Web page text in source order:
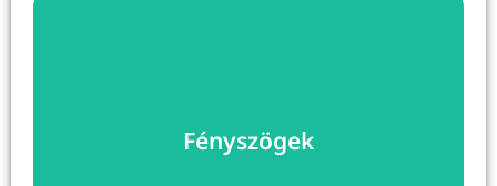
Fényszögek
mellék fényszögek, ezeket más más orbisz értékkel
látjuk el.